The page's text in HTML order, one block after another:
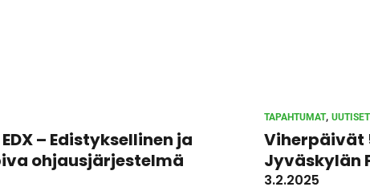
– Edistyksellinen ja
ohjausjärjestelmä
TAPAHTUMAT, UUTISET
Viherpäivät
Jyväskylän
3.2.2025